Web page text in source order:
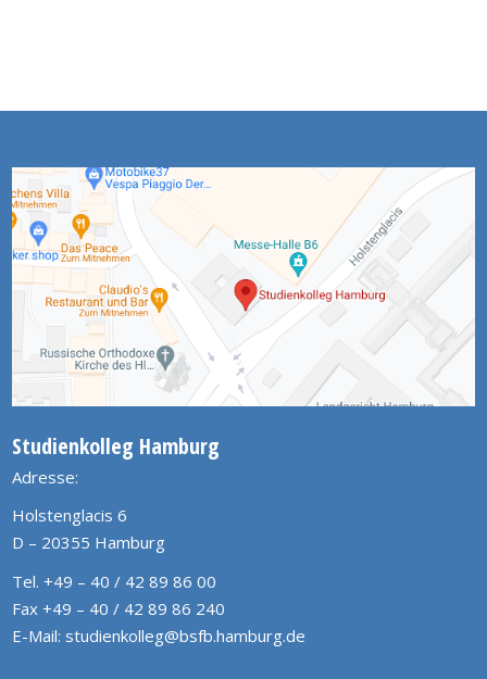
Studienkolleg Hamburg
Adresse:
Holstenglacis 6
D – 20355 Hamburg
Tel. +49 – 40 / 42 89 86 00
Fax +49 – 40 / 42 89 86 240
E-Mail: studienkolleg@bsfb.hamburg.de